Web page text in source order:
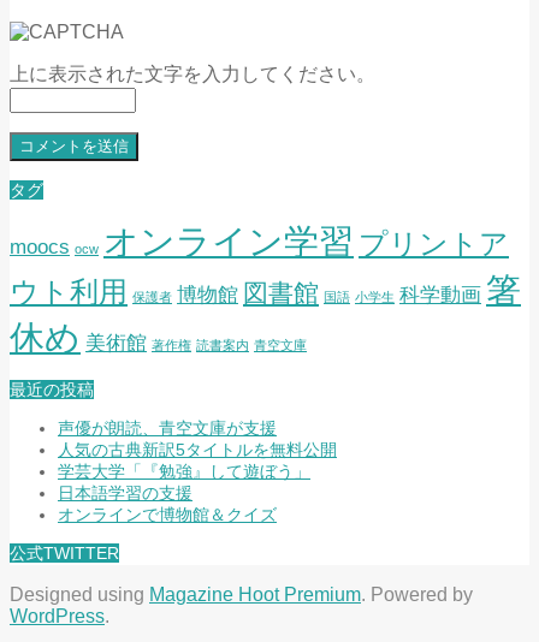
上に表示された文字を入力してください。
タグ
moocs ocw オンライン学習 プリントア
ウト利用 保護者 博物館 図書館 国語 小学生 科学動画 箸
休め 美術館 著作権 読書案内 青空文庫
最近の投稿
声優が朗読、青空文庫が支援
人気の古典新訳5タイトルを無料公開
学芸大学「『勉強』して遊ぼう」
日本語学習の支援
オンラインで博物館＆クイズ
公式TWITTER
Designed using Magazine Hoot Premium. Powered by
WordPress.